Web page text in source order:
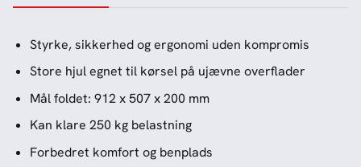
Styrke, sikkerhed og ergonomi uden kompromis
Store hjul egnet til kørsel på ujævne overflader
Mål foldet: 912 x 507 x 200 mm
Kan klare 250 kg belastning
Forbedret komfort og benplads